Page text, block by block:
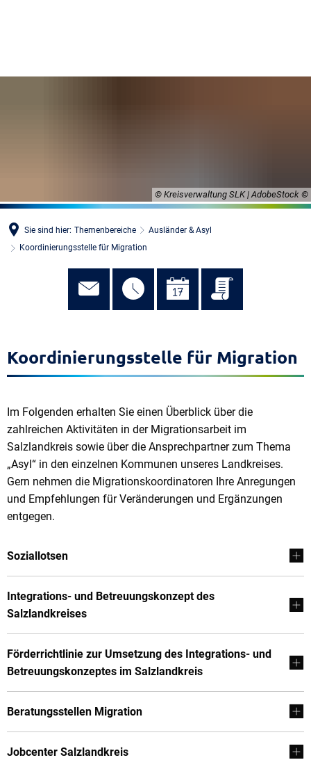
© Kreisverwaltung SLK | AdobeStock
Sie sind hier: Themenbereiche
Ausländer & Asyl
Koordinierungsstelle für Migration
Koordinierungsstelle für Migration
Im Folgenden erhalten Sie einen Überblick über die
zahlreichen Aktivitäten in der Migrationsarbeit im
Salzlandkreis sowie über die Ansprechpartner zum Thema
„Asyl“ in den einzelnen Kommunen unseres Landkreises.
Gern nehmen die Migrationskoordinatoren Ihre Anregungen
und Empfehlungen für Veränderungen und Ergänzungen
entgegen.​
Soziallotsen
Integrations- und Betreuungskonzept des
Salzlandkreises
Förderrichtlinie zur Umsetzung des Integrations- und
Betreuungskonzeptes im Salzlandkreis
Beratungsstellen Migration
Jobcenter Salzlandkreis